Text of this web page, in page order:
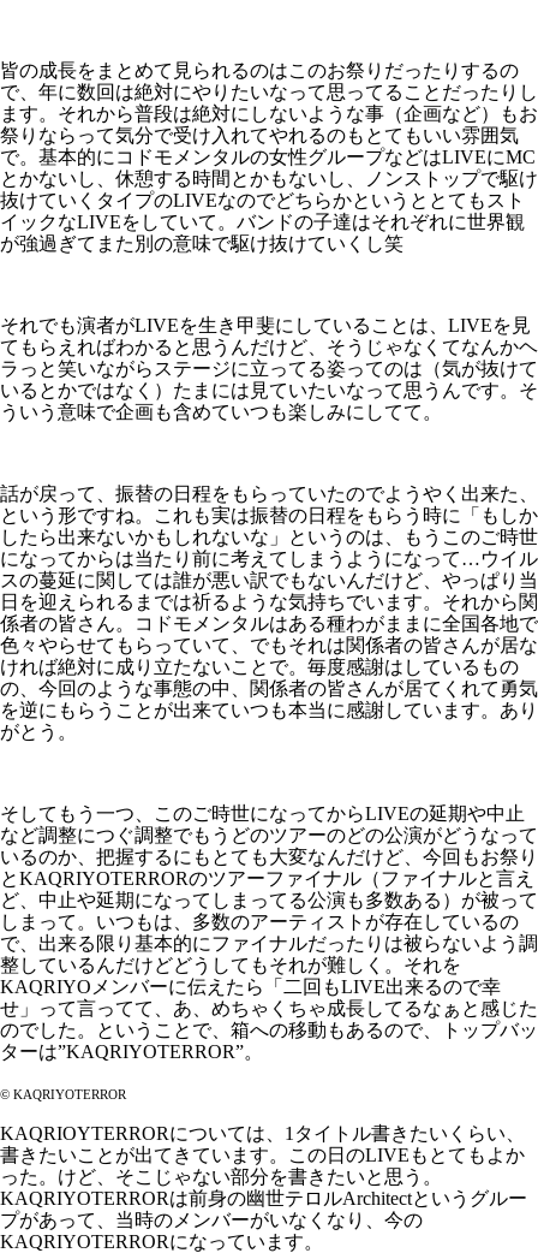
皆の成長をまとめて見られるのはこのお祭りだったりするの
で、年に数回は絶対にやりたいなって思ってることだったりし
ます。それから普段は絶対にしないような事（企画など）もお
祭りならって気分で受け入れてやれるのもとてもいい雰囲気
で。基本的にコドモメンタルの女性グループなどはLIVEにMC
とかないし、休憩する時間とかもないし、ノンストップで駆け
抜けていくタイプのLIVEなのでどちらかというととてもスト
イックなLIVEをしていて。バンドの子達はそれぞれに世界観
が強過ぎてまた別の意味で駆け抜けていくし笑
それでも演者がLIVEを生き甲斐にしていることは、LIVEを見
てもらえればわかると思うんだけど、そうじゃなくてなんかヘ
ラっと笑いながらステージに立ってる姿ってのは（気が抜けて
いるとかではなく）たまには見ていたいなって思うんです。そ
ういう意味で企画も含めていつも楽しみにしてて。
話が戻って、振替の日程をもらっていたのでようやく出来た、
という形ですね。これも実は振替の日程をもらう時に「もしか
したら出来ないかもしれないな」というのは、もうこのご時世
になってからは当たり前に考えてしまうようになって…ウイル
スの蔓延に関しては誰が悪い訳でもないんだけど、やっぱり当
日を迎えられるまでは祈るような気持ちでいます。それから関
係者の皆さん。コドモメンタルはある種わがままに全国各地で
色々やらせてもらっていて、でもそれは関係者の皆さんが居な
ければ絶対に成り立たないことで。毎度感謝はしているもの
の、今回のような事態の中、関係者の皆さんが居てくれて勇気
を逆にもらうことが出来ていつも本当に感謝しています。あり
がとう。
そしてもう一つ、このご時世になってからLIVEの延期や中止
など調整につぐ調整でもうどのツアーのどの公演がどうなって
いるのか、把握するにもとても大変なんだけど、今回もお祭り
とKAQRIYOTERRORのツアーファイナル（ファイナルと言え
ど、中止や延期になってしまってる公演も多数ある）が被って
しまって。いつもは、多数のアーティストが存在しているの
で、出来る限り基本的にファイナルだったりは被らないよう調
整しているんだけどどうしてもそれが難しく。それを
KAQRIYOメンバーに伝えたら「二回もLIVE出来るので幸
せ」って言ってて、あ、めちゃくちゃ成長してるなぁと感じた
のでした。ということで、箱への移動もあるので、トップバッ
ターは”KAQRIYOTERROR”。
©︎ KAQRIYOTERROR
KAQRIOYTERRORについては、1タイトル書きたいくらい、
書きたいことが出てきています。この日のLIVEもとてもよか
った。けど、そこじゃない部分を書きたいと思う。
KAQRIYOTERRORは前身の幽世テロルArchitectというグルー
プがあって、当時のメンバーがいなくなり、今の
KAQRIYOTERRORになっています。